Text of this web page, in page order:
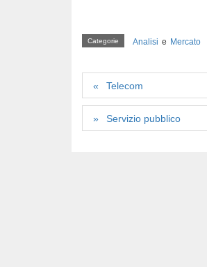
Categorie Analisi e Mercato
Telecom
Servizio pubblico